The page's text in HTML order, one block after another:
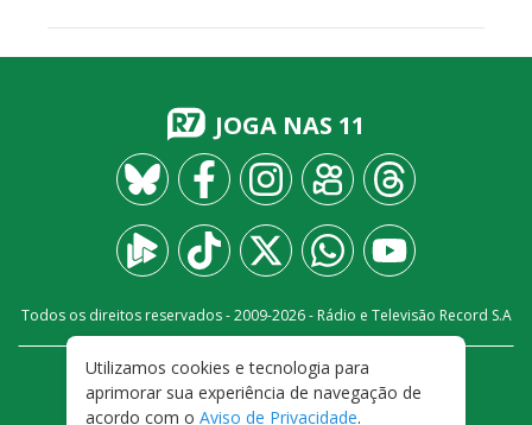
JOGA NAS 11
Todos os direitos reservados - 2009-2026- Rádio e Televisão Record S.A
FALE CONOSCO
PRIVACIDADE
TERMOS E CONDIÇÕES DE USO
Utilizamos cookies e tecnologia para
aprimorar sua experiência de navegação de
acordo com o Aviso de Privacidade.